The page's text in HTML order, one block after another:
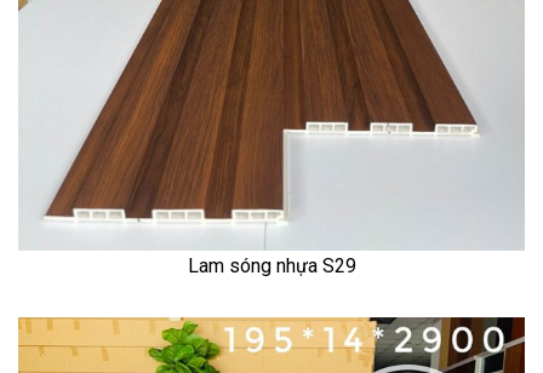
Lam sóng nhựa S29